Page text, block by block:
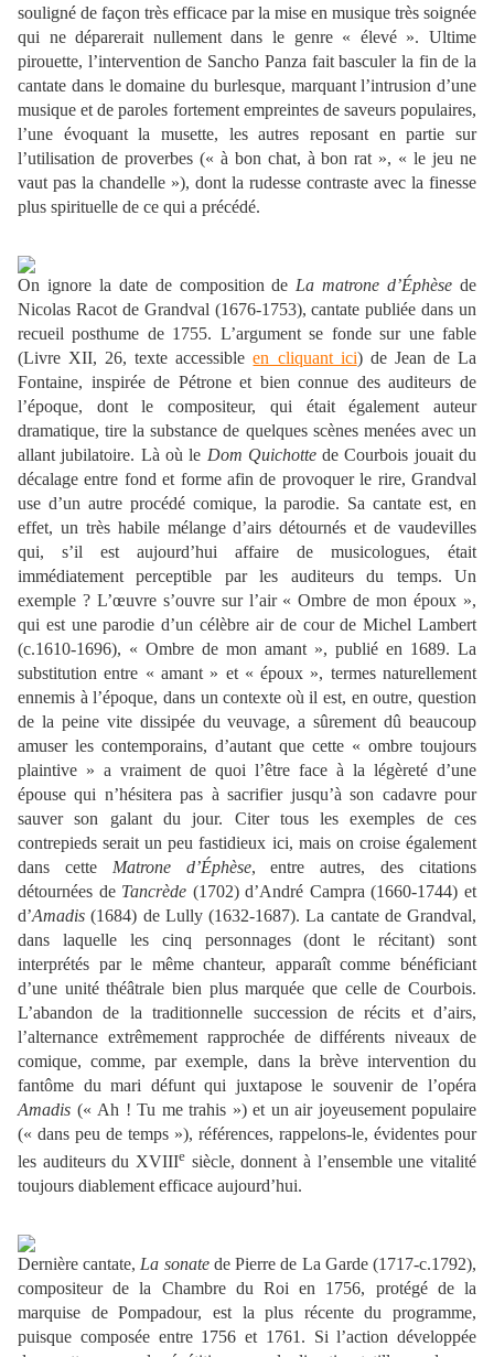
souligné de façon très efficace par la mise en musique très soignée
qui ne déparerait nullement dans le genre « élevé ». Ultime
pirouette, l’intervention de Sancho Panza fait basculer la fin de la
cantate dans le domaine du burlesque, marquant l’intrusion d’une
musique et de paroles fortement empreintes de saveurs populaires,
l’une évoquant la musette, les autres reposant en partie sur
l’utilisation de proverbes (« à bon chat, à bon rat », « le jeu ne
vaut pas la chandelle »), dont la rudesse contraste avec la finesse
plus spirituelle de ce qui a précédé.
On ignore la date de composition de La matrone d’Éphèse de
Nicolas Racot de Grandval (1676-1753), cantate publiée dans un
recueil posthume de 1755. L’argument se fonde sur une fable
(Livre XII, 26, texte accessibleen cliquant ici) de Jean de La
Fontaine, inspirée de Pétrone et bien connue des auditeurs de
l’époque, dont le compositeur, qui était également auteur
dramatique, tire la substance de quelques scènes menées avec un
allant jubilatoire. Là où le Dom Quichottede Courbois jouait du
décalage entre fond et forme afin de provoquer le rire, Grandval
use d’un autre procédé comique, la parodie. Sa cantate est, en
effet, un très habile mélange d’airs détournés et de vaudevilles
qui, s’il est aujourd’hui affaire de musicologues, était
immédiatement perceptible par les auditeurs du temps. Un
exemple ? L’œuvre s’ouvre sur l’air « Ombre de mon époux »,
qui est une parodie d’un célèbre air de cour de Michel Lambert
(c.1610-1696), « Ombre de mon amant », publié en 1689. La
substitution entre « amant » et « époux », termes naturellement
ennemis à l’époque, dans un contexte où il est, en outre, question
de la peine vite dissipée du veuvage, a sûrement dû beaucoup
amuser les contemporains, d’autant que cette « ombre toujours
plaintive » a vraiment de quoi l’être face à la légèreté d’une
épouse qui n’hésitera pas à sacrifier jusqu’à son cadavre pour
sauver son galant du jour. Citer tous les exemples de ces
contrepieds serait un peu fastidieux ici, mais on croise également
dans cette Matrone d’Éphèse, entre autres, des citations
détournées de Tancrède (1702) d’André Campra (1660-1744) et
d’Amadis (1684) de Lully (1632-1687). La cantate de Grandval,
dans laquelle les cinq personnages (dont le récitant) sont
interprétés par le même chanteur, apparaît comme bénéficiant
d’une unité théâtrale bien plus marquée que celle de Courbois.
L’abandon de la traditionnelle succession de récits et d’airs,
l’alternance extrêmement rapprochée de différents niveaux de
comique, comme, par exemple, dans la brève intervention du
fantôme du mari défunt qui juxtapose le souvenir de l’opéra
Amadis (« Ah ! Tu me trahis ») et un air joyeusement populaire
(« dans peu de temps »), références, rappelons-le, évidentes pour
les auditeurs du XVIIIe siècle, donnent à l’ensemble une vitalité
toujours diablement efficace aujourd’hui.
Dernière cantate, La sonatede Pierre de La Garde (1717-c.1792),
compositeur de la Chambre du Roi en 1756, protégé de la
marquise de Pompadour, est la plus récente du programme,
puisque composée entre 1756 et 1761. Si l’action développée